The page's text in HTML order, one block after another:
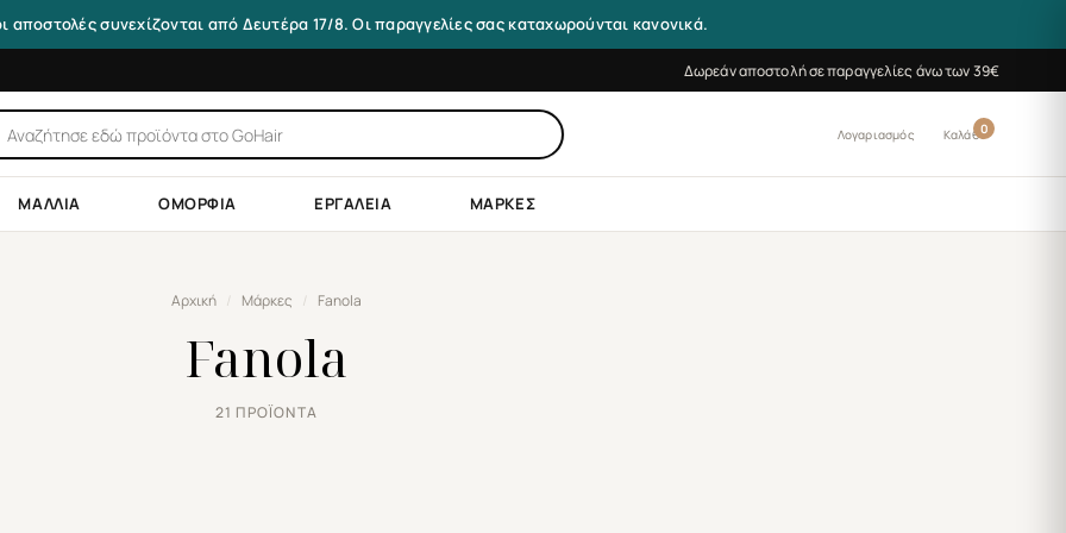
αποστολές συνεχίζονται από Δευτέρα 17/8. Οι παραγγελίες σας καταχωρούνται κανονικά.
Δωρεάν αποστολή σε παραγγελίες άνω των 39€
Λογαριασμός 0
Καλάθι
ΜΑΛΛΙΆ ΟΜΟΡΦΙΆ ΕΡΓΑΛΕΊΑ ΜΆΡΚΕΣ
Αρχική / Μάρκες / Fanola
Fanola
21 ΠΡΟΪΌΝΤΑ